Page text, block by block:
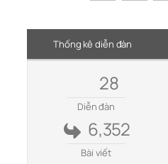
Thống kê diễn đàn
28
Diễn đàn
6,352
Bài viết